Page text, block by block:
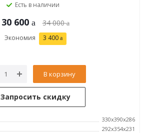
Есть в наличии
30 600 34 000
Экономия 3 400
В корзину
Запросить скидку
330x390x286
292х354х231